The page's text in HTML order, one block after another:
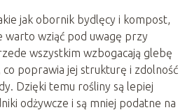
jak obornik bydlęcy i kompost,
warto wziąć pod uwagę przy
wszystkim wzbogacają glebę
poprawia jej strukturę i zdolność
Dzięki temu rośliny są lepiej
odżywcze i są mniej podatne na